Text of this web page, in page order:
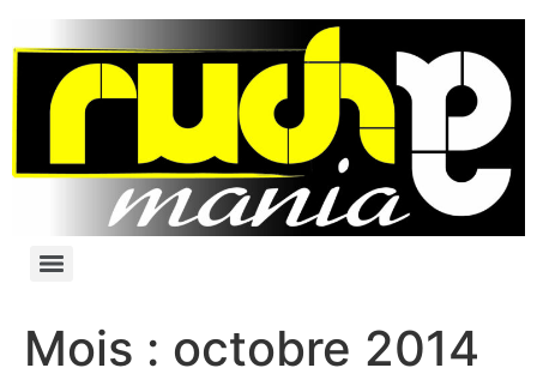
Mois : octobre 2014